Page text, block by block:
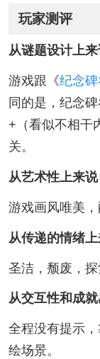
玩家测评
从谜题设计上来
游戏跟《纪念碑
同的是，纪念
+（看似不相干
关。
从艺术性上来说
游戏画风唯美，
从传递的情绪上
圣洁，颓废，探
从交互性和成就
全程没有提示
绘场景。